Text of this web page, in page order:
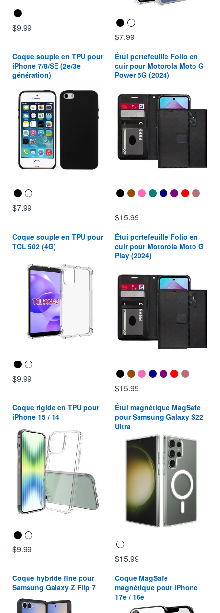
$9.99
$7.99
Coque souple en TPU pour
iPhone 7/8/SE (2e/3e
génération)
$7.99
Étui portefeuille Folio en
cuir pour Motorola Moto G
Power 5G (2024)
$15.99
Coque souple en TPU pour
TCL 502 (4G)
$9.99
Étui portefeuille Folio en
cuir pour Motorola Moto G
Play (2024)
$15.99
Coque rigide en TPU pour
iPhone 15 / 14
$9.99
Étui magnétique MagSafe
pour Samsung Galaxy S22
Ultra
$15.99
Coque hybride fine pour
Samsung Galaxy Z Flip 7
Coque MagSafe
magnétique pour iPhone
17e / 16e